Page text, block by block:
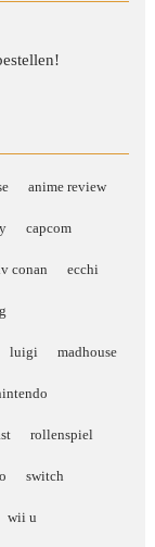
anime review
capcom
conan ecchi
luigi madhouse
rollenspiel
switch
wii u